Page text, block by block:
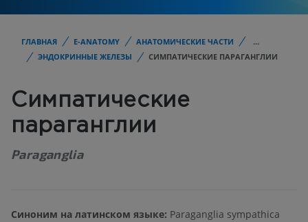
ГЛАВНАЯ E-ANATOMY АНАТОМИЧЕСКИЕ ЧАСТИ
...
ЭНДОКРИННЫЕ ЖЕЛЕЗЫ
СИМПАТИЧЕСКИЕ ПАРАГАНГЛИИ
Симпатические
параганглии
Paraganglia
Синоним на латинском языке: Paraganglia sympathica